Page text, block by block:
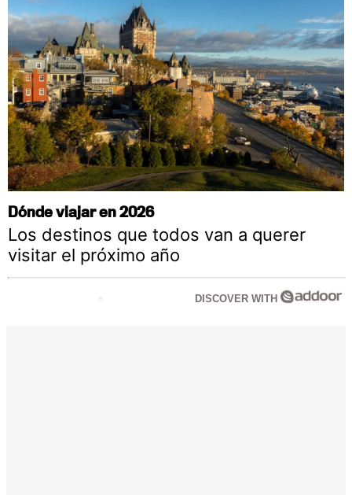
Dónde viajar en 2026
Los destinos que todos van a querer
visitar el próximo año
DISCOVER WITH